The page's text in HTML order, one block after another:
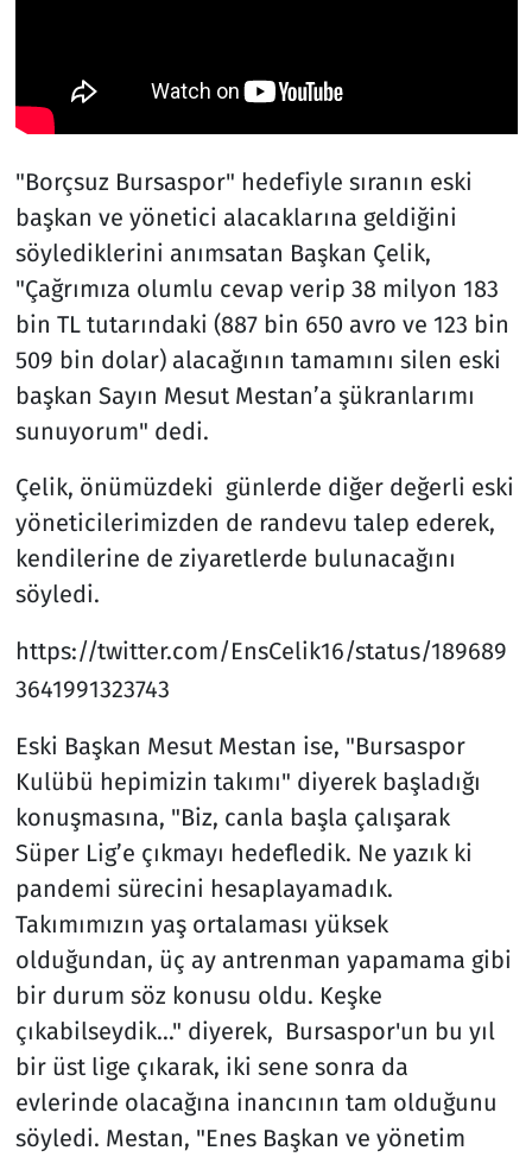
"Borçsuz Bursaspor" hedefiyle sıranın eski
başkan ve yönetici alacaklarına geldiğini
söylediklerini anımsatan Başkan Çelik,
"Çağrımıza olumlu cevap verip 38 milyon 183
bin TL tutarındaki (887 bin 650 avro ve 123 bin
509 bin dolar) alacağının tamamını silen eski
başkan Sayın Mesut Mestan’a şükranlarımı
sunuyorum" dedi.
Çelik, önümüzdeki günlerde diğer değerli eski
yöneticilerimizden de randevu talep ederek,
kendilerine de ziyaretlerde bulunacağını
söyledi.
https://twitter.com/EnsCelik16/status/189689
3641991323743
Eski Başkan Mesut Mestan ise, "Bursaspor
Kulübü hepimizin takımı" diyerek başladığı
konuşmasına, "Biz, canla başla çalışarak
Süper Lig’e çıkmayı hedefledik. Ne yazık ki
pandemi sürecini hesaplayamadık.
Takımımızın yaş ortalaması yüksek
olduğundan, üç ay antrenman yapamama gibi
bir durum söz konusu oldu. Keşke
çıkabilseydik..." diyerek, Bursaspor'un bu yıl
bir üst lige çıkarak, iki sene sonra da
evlerinde olacağına inancının tam olduğunu
söyledi. Mestan, "Enes Başkan ve yönetim